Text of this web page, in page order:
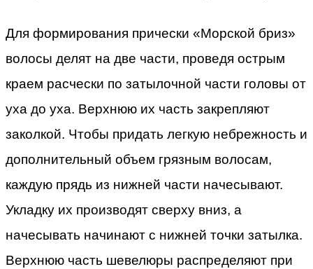
Для формирования прически «Морской бриз»
волосы делят на две части, проведя острым
краем расчески по затылочной части головы от
уха до уха. Верхнюю их часть закрепляют
заколкой. Чтобы придать легкую небрежность и
дополнительный объем грязным волосам,
каждую прядь из нижней части начесывают.
Укладку их производят сверху вниз, а
начесывать начинают с нижней точки затылка.
Верхнюю часть шевелюры распределяют при